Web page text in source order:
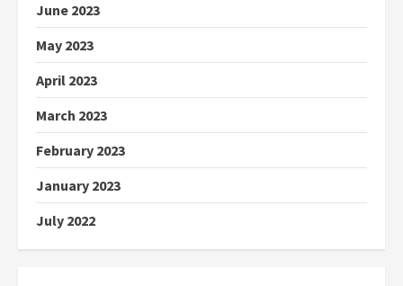
June 2023
May 2023
April 2023
March 2023
February 2023
January 2023
July 2022